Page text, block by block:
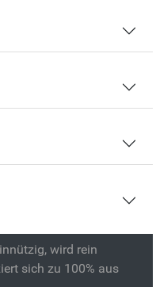
wird rein
sich zu 100% aus